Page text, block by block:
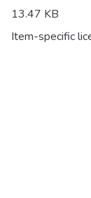
13.47 KB
Item-specific